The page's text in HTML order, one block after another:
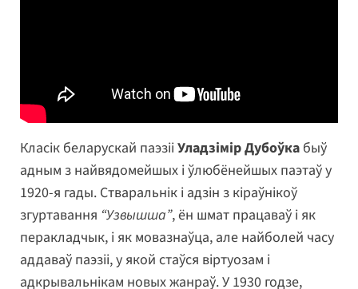
Класік беларускай паэзііУладзімір Дубоўка быў
адным з найвядомейшых і ўлюбёнейшых паэтаў у
1920-я гады. Стваральнік і адзін з кіраўнікоў
згуртавання “Узвышша”, ён шмат працаваў і як
перакладчык, і як мовазнаўца, але найболей часу
аддаваў паэзіі, у якой стаўся віртуозам і
адкрывальнікам новых жанраў. У 1930 годзе,